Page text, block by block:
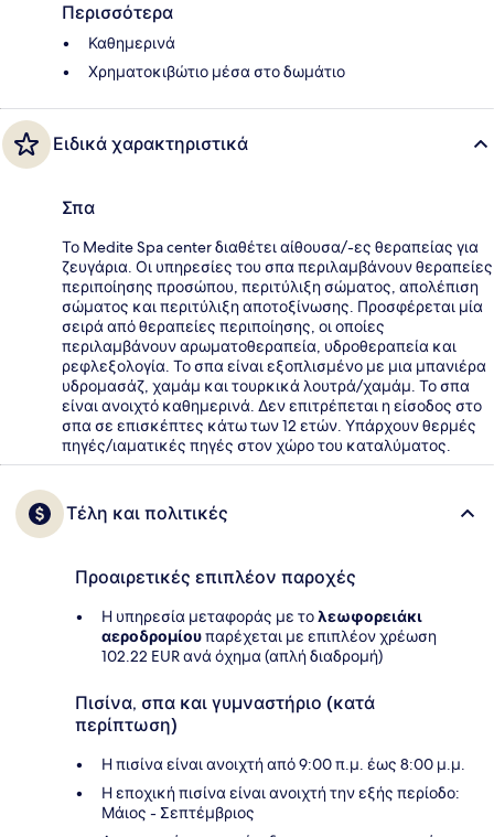
Περισσότερα
Καθημερινά
Χρηματοκιβώτιο μέσα στο δωμάτιο
Ειδικά χαρακτηριστικά
Σπα
Το Medite Spa center διαθέτει αίθουσα/-ες θεραπείας για
ζευγάρια. Οι υπηρεσίες του σπα περιλαμβάνουν θεραπείες
περιποίησης προσώπου, περιτύλιξη σώματος, απολέπιση
σώματος και περιτύλιξη αποτοξίνωσης. Προσφέρεται μία
σειρά από θεραπείες περιποίησης, οι οποίες
περιλαμβάνουν αρωματοθεραπεία, υδροθεραπεία και
ρεφλεξολογία. Το σπα είναι εξοπλισμένο με μια μπανιέρα
υδρομασάζ, χαμάμ και τουρκικά λουτρά/χαμάμ. Το σπα
είναι ανοιχτό καθημερινά. Δεν επιτρέπεται η είσοδος στο
σπα σε επισκέπτες κάτω των 12 ετών. Υπάρχουν θερμές
πηγές/ιαματικές πηγές στον χώρο του καταλύματος.
Τέλη και πολιτικές
Προαιρετικές επιπλέον παροχές
Η υπηρεσία μεταφοράς με τολεωφορειάκι
αεροδρομίουπαρέχεται με επιπλέον χρέωση
102.22 EUR ανά όχημα (απλή διαδρομή)
Πισίνα, σπα και γυμναστήριο (κατά
περίπτωση)
Η πισίνα είναι ανοιχτή από 9:00 π.μ. έως 8:00 μ.μ.
Η εποχική πισίνα είναι ανοιχτή την εξής περίοδο:
Μάιος - Σεπτέμβριος